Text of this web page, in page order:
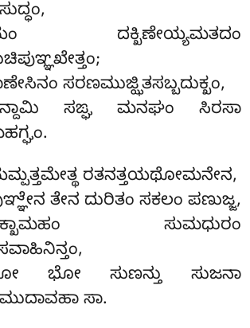
ದಕ್ಖಿಣೇಯ್ಯಮತದಂ
ಸರಣಮುಜ್ಝಿತಸಬ್ಬದುಕ್ಖಂ,
ಸಙ್ಘ ಮನಘಂ ಸಿರಸಾ
ರತನತ್ತಯಥೋಮನೇನ,
ತೇನ ದುರಿತಂ ಸಕಲಂ ಪಣುಜ್ಜ,
ಸುಮಧುರಂ
ಭೋ ಸುಣನ್ತು ಸುಜನಾ
ಸಾ.